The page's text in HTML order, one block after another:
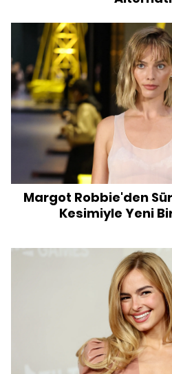
Margot Robbie'den
Kesimiyle Yeni